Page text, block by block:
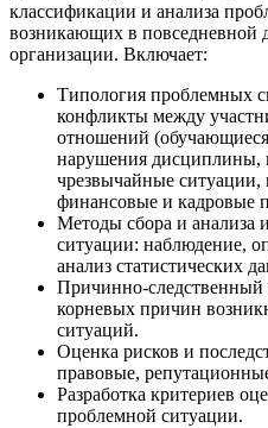
классификации и анализа
возникающих в повседневной
организации. Включает:
Типология проблемных
конфликты между
отношений
нарушения дисциплины,
чрезвычайные ситуации,
финансовые и кадровые
Методы сбора и анализа
ситуации: наблюдение,
анализ статистических
Причинно-следственный
корневых причин
ситуаций.
Оценка рисков и
правовые,
Разработка критериев
проблемной ситуации.